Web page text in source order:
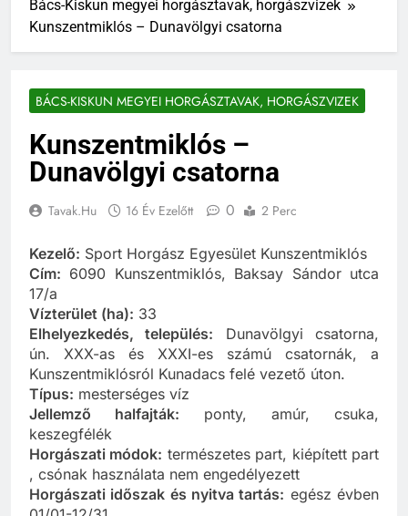
Bács-Kiskun megyei horgásztavak, horgászvizek
Kunszentmiklós – Dunavölgyi csatorna
BÁCS-KISKUN MEGYEI HORGÁSZTAVAK, HORGÁSZVIZEK
Kunszentmiklós –
Dunavölgyi csatorna
Tavak.hu 16 Év Ezelőtt 0 2 Perc
Kezelő: Sport Horgász Egyesület Kunszentmiklós
Cím: 6090 Kunszentmiklós, Baksay Sándor utca
17/a
Vízterület (ha): 33
Elhelyezkedés, település: Dunavölgyi csatorna,
ún. XXX-as és XXXI-es számú csatornák, a
Kunszentmiklósról Kunadacs felé vezető úton.
Típus: mesterséges víz
Jellemző halfajták: ponty, amúr, csuka,
keszegfélék
Horgászati módok: természetes part, kiépített part
, csónak használata nem engedélyezett
Horgászati időszak és nyitva tartás: egész évben